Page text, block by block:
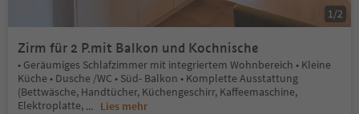
Zirm für 2 P.mit Balkon und Kochnische
• Geräumiges Schlafzimmer mit integriertem Wohnbereich • Kleine
Küche • Dusche /WC • Süd- Balkon • Komplette Ausstattung
(Bettwäsche, Handtücher, Küchengeschirr, Kaffeemaschine,
Elektroplatte, ... Lies mehr
1 /2